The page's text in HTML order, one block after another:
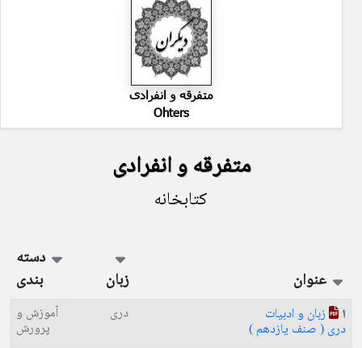
متفرقه و انفرادی
Ohters
متفرقه و انفرادی
کتابخانه
عنوان زبان
دسته
بندی
1 زبان و ادبیات
دری ( صنف یازدهم )
دری آموزش و
پرورش